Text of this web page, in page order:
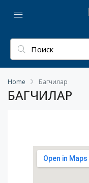
Home Багчилар
БАГЧИЛАР